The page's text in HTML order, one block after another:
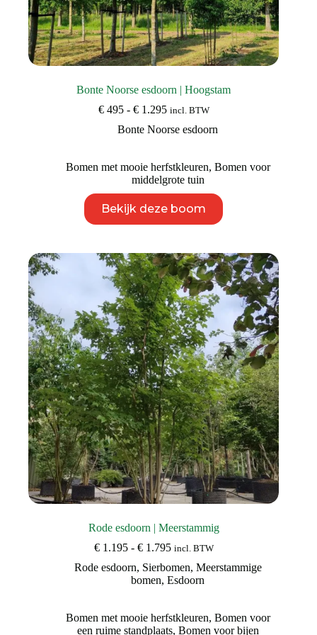
Bonte Noorse esdoorn | Hoogstam
€495 - €1.295Prijsklasse:
tot
incl. BTW
Bonte Noorse esdoorn
Bomen met mooie herfstkleuren, Bomen voor
middelgrote tuin
Bekijk deze boom
product
heeft
Deze
optie
kan
gekozen
worden
op
de
productpagina
Rode esdoorn | Meerstammig
€1.195 - €1.795Prijsklasse:
tot
€ 1.795
incl. BTW
Rode esdoorn, Sierbomen, Meerstammige
bomen,Esdoorn
Bomen met mooie herfstkleuren, Bomen voor
een ruime standplaats, Bomen voor bijen